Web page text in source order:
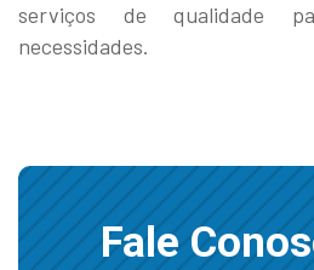
serviços de qualidade
necessidades.
Fale